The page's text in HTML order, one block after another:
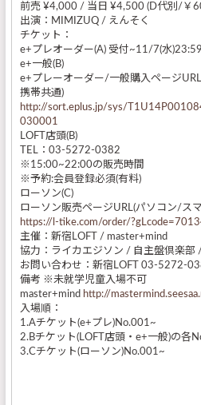
前売 ¥4,000 / 当日 ¥4,500 (D代別/￥
出演：MIMIZUQ / えんそく
チケット：
e+プレオーダー(A) 受付~11/7(水)23:59
e+一般(B)
e+プレーオーダー/一般購入ページ
携帯共通)
http://sort.eplus.jp/sys/
030001
LOFT店頭(B)
TEL：03-5272-0382
※15:00~22:00の販売時間
※予約:会員登録必須(有料)
ローソン(C)
ローソン販売ページURL(パソコン/ス
https://l-tike.com/order/
主催：新宿LOFT / master+mind
協力：ライカエジソン / 自主盤倶楽部
お問い合わせ：新宿LOFT 03-5272-
備考 ※未就学児童入場不可
master+mind http://
入場順：
1.Aチケット(e+プレ)No.001~
2.Bチケット(LOFT店頭・e+一般)の各
3.Cチケット(ローソン)No.001~